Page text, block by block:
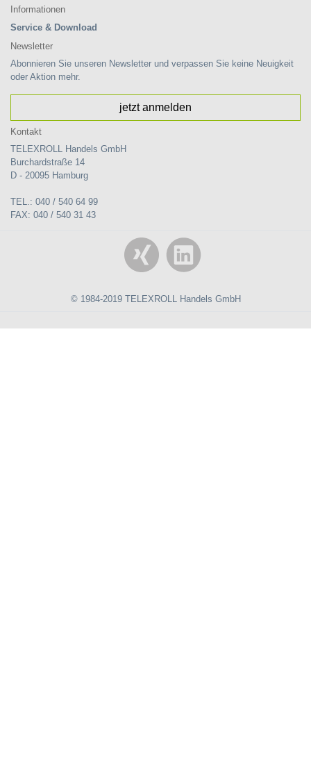
Informationen
Service & Download
Newsletter
Abonnieren Sie unseren Newsletter und verpassen Sie keine Neuigkeit
oder Aktion mehr.
jetzt anmelden
Kontakt
TELEXROLL Handels GmbH
Burchardstraße 14
D - 20095 Hamburg
TEL.: 040 / 540 64 99
FAX: 040 / 540 31 43
© 1984-2019 TELEXROLL Handels GmbH